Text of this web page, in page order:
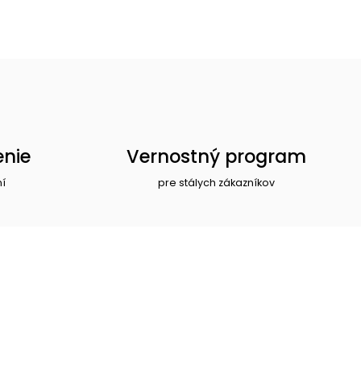
Vernostný program
pre stálych zákazníkov